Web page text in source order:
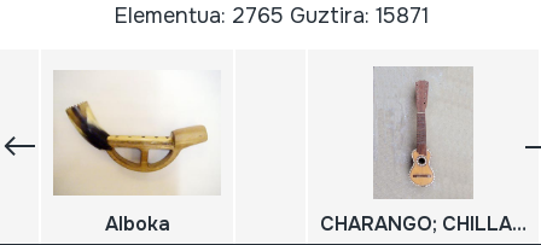
Elementua: 2765 Guztira: 15871
Alboka CHARANGO; CHILLADOR; WALAYCHO